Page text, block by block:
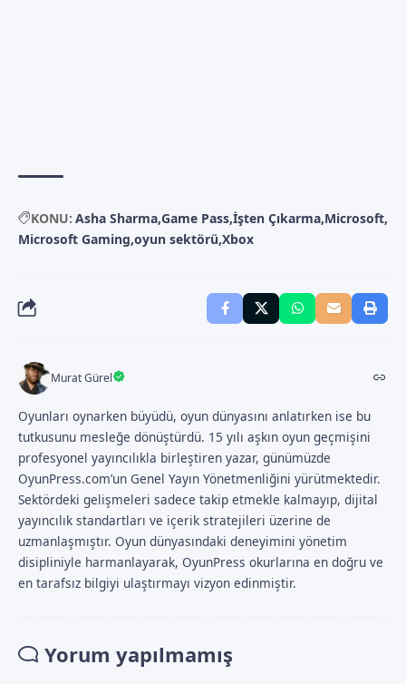
KONU: Asha Sharma Game Pass İşten Çıkarma Microsoft
Microsoft Gaming oyun sektörü Xbox
Murat Gürel
Oyunları oynarken büyüdü, oyun dünyasını anlatırken ise bu
tutkusunu mesleğe dönüştürdü. 15 yılı aşkın oyun geçmişini
profesyonel yayıncılıkla birleştiren yazar, günümüzde
OyunPress.com’un Genel Yayın Yönetmenliğini yürütmektedir.
Sektördeki gelişmeleri sadece takip etmekle kalmayıp, dijital
yayıncılık standartları ve içerik stratejileri üzerine de
uzmanlaşmıştır. Oyun dünyasındaki deneyimini yönetim
disipliniyle harmanlayarak, OyunPress okurlarına en doğru ve
en tarafsız bilgiyi ulaştırmayı vizyon edinmiştir.
Yorum yapılmamış